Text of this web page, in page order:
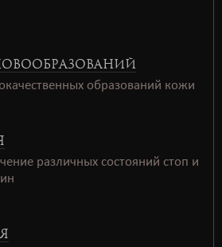
образований кожи
различных состояний стоп и